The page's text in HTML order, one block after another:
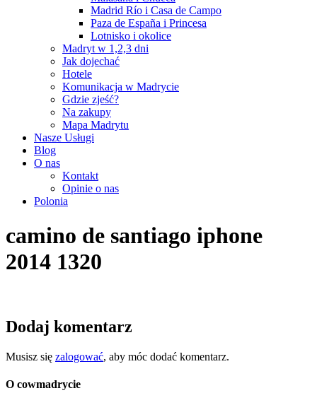
Madrid Río i Casa de Campo
Paza de España i Princesa
Lotnisko i okolice
Madryt w 1,2,3 dni
Jak dojechać
Hotele
Komunikacja w Madrycie
Gdzie zjeść?
Na zakupy
Mapa Madrytu
Nasze Usługi
Blog
O nas
Kontakt
Opinie o nas
Polonia
camino de santiago iphone
2014 1320
Dodaj komentarz
Musisz się zalogować, aby móc dodać komentarz.
O cowmadrycie